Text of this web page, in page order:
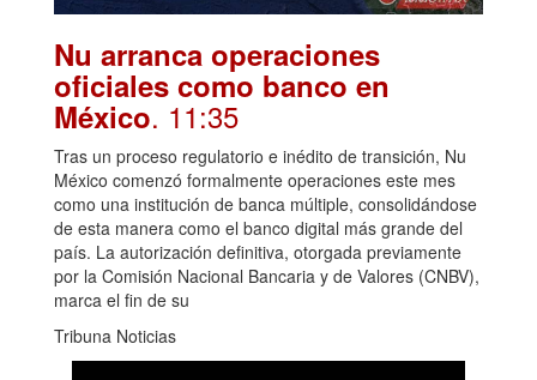
Nu arranca operaciones
oficiales como banco en
México. 11:35
Tras un proceso regulatorio e inédito de transición, Nu
México comenzó formalmente operaciones este mes
como una institución de banca múltiple, consolidándose
de esta manera como el banco digital más grande del
país. La autorización definitiva, otorgada previamente
por la Comisión Nacional Bancaria y de Valores (CNBV),
marca el fin de su
Tribuna Noticias